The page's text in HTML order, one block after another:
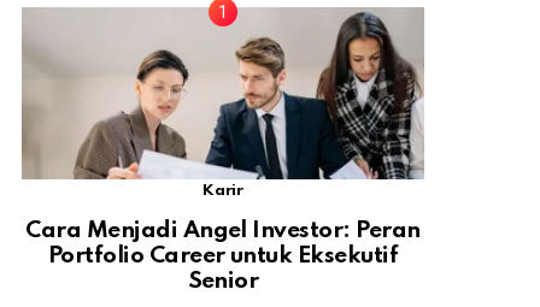
Karir
Cara Menjadi Angel Investor: Peran
Portfolio Career untuk Eksekutif
Senior